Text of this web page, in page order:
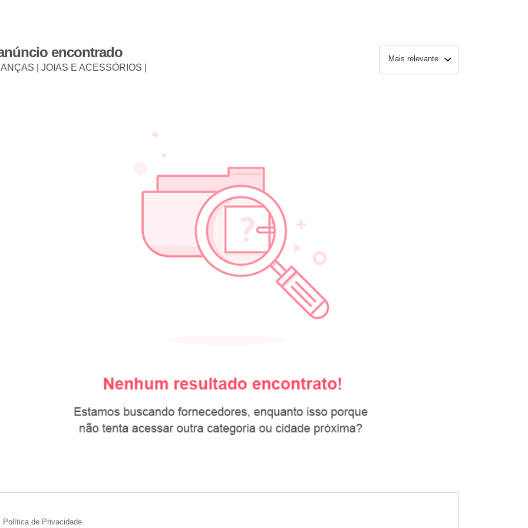
encontrado
| JOIAS E ACESSÓRIOS |
Mais relevante
Política de Privacidade